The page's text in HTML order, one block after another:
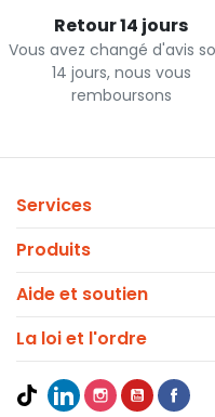
Retour 14 jours
Vous avez changé d'avis
14 jours, nous vous
remboursons
Services
Produits
Aide et soutien
La loi et l'ordre